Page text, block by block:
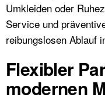
Umkleiden oder
Service und
reibungslosen Ablauf
Flexibler
modernen